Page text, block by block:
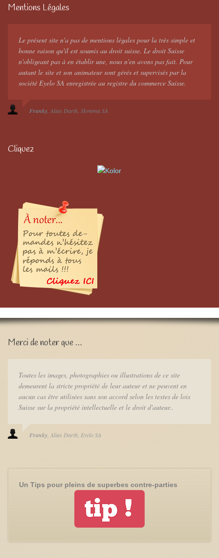
Mentions Légales
Le présent site n'a pas de mentions légales pour la très simple et
bonne raison qu'il est soumis au droit suisse. Le droit Suisse
n'obligeant pas à en établir une, nous n'en avons pas fait. Pour
autant le site et son animateur sont gérés et supervisés par la
société Eyelo SA enregistrée au registre du commerce Suisse.
Franky Alias Darth Skynima SA
Cliquez
Merci de noter que …
Toutes les images, photographies ou illustrations de ce site
demeurent la stricte propriété de leur auteur et ne peuvent en
aucun cas être utilisées sans son accord selon les textes de lois
Suisse sur la propriété intellectuelle et le droit d'auteur..
Franky Alias Darth Eyelo SA
Un Tips pour pleins de superbes contre-parties